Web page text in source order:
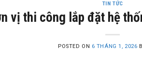
TIN TỨC
vị thi công lắp đặt hệ
POSTED ON 6 THÁNG 1, 2026